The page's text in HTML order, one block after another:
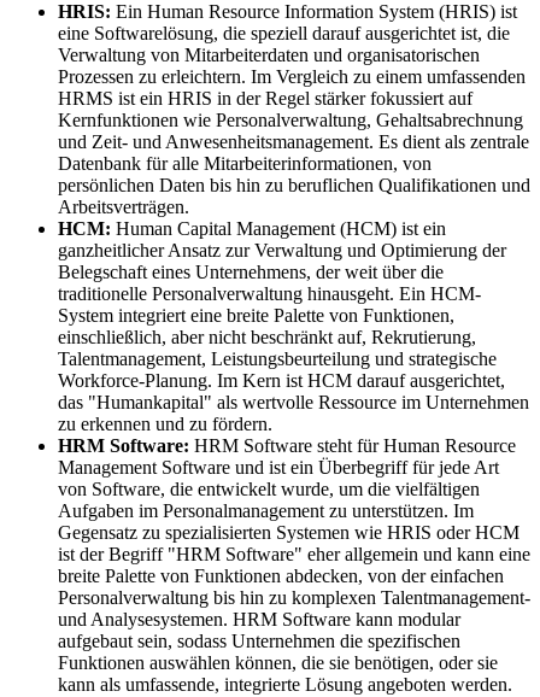
HRIS: Ein Human Resource Information System (HRIS) ist
eine Softwarelösung, die speziell darauf ausgerichtet ist, die
Verwaltung von Mitarbeiterdaten und organisatorischen
Prozessen zu erleichtern. Im Vergleich zu einem umfassenden
HRMS ist ein HRIS in der Regel stärker fokussiert auf
Kernfunktionen wie Personalverwaltung, Gehaltsabrechnung
und Zeit- und Anwesenheitsmanagement. Es dient als zentrale
Datenbank für alle Mitarbeiterinformationen, von
persönlichen Daten bis hin zu beruflichen Qualifikationen und
Arbeitsverträgen.
HCM: Human Capital Management (HCM) ist ein
ganzheitlicher Ansatz zur Verwaltung und Optimierung der
Belegschaft eines Unternehmens, der weit über die
traditionelle Personalverwaltung hinausgeht. Ein HCM-
System integriert eine breite Palette von Funktionen,
einschließlich, aber nicht beschränkt auf, Rekrutierung,
Talentmanagement, Leistungsbeurteilung und strategische
Workforce-Planung. Im Kern ist HCM darauf ausgerichtet,
das "Humankapital" als wertvolle Ressource im Unternehmen
zu erkennen und zu fördern.
HRM Software: HRM Software steht für Human Resource
Management Software und ist ein Überbegriff für jede Art
von Software, die entwickelt wurde, um die vielfältigen
Aufgaben im Personalmanagement zu unterstützen. Im
Gegensatz zu spezialisierten Systemen wie HRIS oder HCM
ist der Begriff "HRM Software" eher allgemein und kann eine
breite Palette von Funktionen abdecken, von der einfachen
Personalverwaltung bis hin zu komplexen Talentmanagement-
und Analysesystemen. HRM Software kann modular
aufgebaut sein, sodass Unternehmen die spezifischen
Funktionen auswählen können, die sie benötigen, oder sie
kann als umfassende, integrierte Lösung angeboten werden.